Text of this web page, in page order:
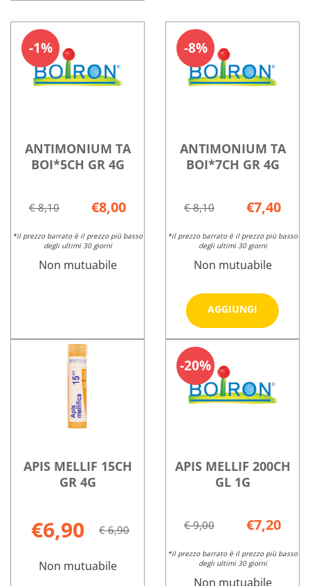
CR
4G non
è
su ANTIMONIUM
GR
4G
TA
4G
ANTIMONIUM TA
BOI*5CH GR 4G
1%
€ 8,10 €8,00
*il prezzo barrato è il prezzo più basso
degli ultimi 30 giorni
Non mutuabile
ANTIMONIUM
TA
BOI*5CH
GR
4G non
è
Informazioni
su ANTIMONIUM
TA
BOI*5CH
GR
4G
ANTIMONIUM TA
BOI*7CH GR 4G
8%
€ 8,10 €7,40
*il prezzo barrato è il prezzo più basso
degli ultimi 30 giorni
Non mutuabile
AGGIUNGI
Aggiungi
TA
BOI*7CH
carrello
BOI*7CH
GR
APIS MELLIF 15CH
GR 4G
€6,90 € 6,90
Non mutuabile
APIS MELLIF 200CH
GL 1G
20%
€ 9,00 €7,20
*il prezzo barrato è il prezzo più basso
degli ultimi 30 giorni
Non mutuabile